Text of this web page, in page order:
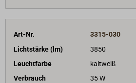
Art-Nr.
3315-030
Lichtstärke (lm)
3850
Leuchtfarbe
kaltweiß
Verbrauch
35 W